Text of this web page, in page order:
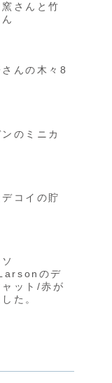
さんと竹
んの木々8
のミニカ
コイの貯
のデ
ャット/赤が
た。